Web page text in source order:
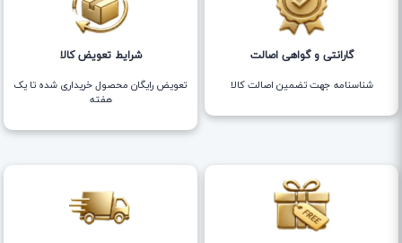
گارانتی و گواهی اصالت
شناسنامه جهت تضمین اصالت کالا
شرایط تعویض کالا
تعویض رایگان محصول خریداری شده تا یک
هفته